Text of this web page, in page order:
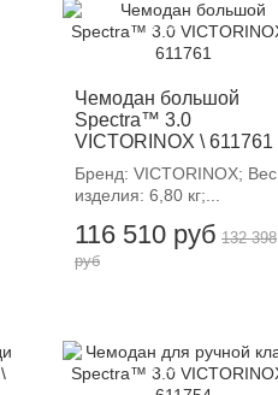
Чемодан большой
Spectra™ 3.0
VICTORINOX \ 611761
Бренд: VICTORINOX; Вес
изделия: 6,80 кг;...
116 510 руб
-12%
132 398
руб
-12%